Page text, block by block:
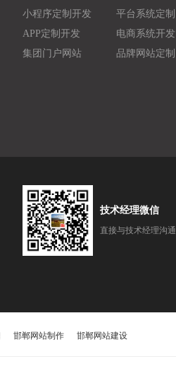
小程序定制开发
平台系统定制
APP定制开发
电商系统开发
集团门户网站
品牌网站定制
技术经理微信
直接与技术经理沟通
邯郸网站制作 邯郸网站建设